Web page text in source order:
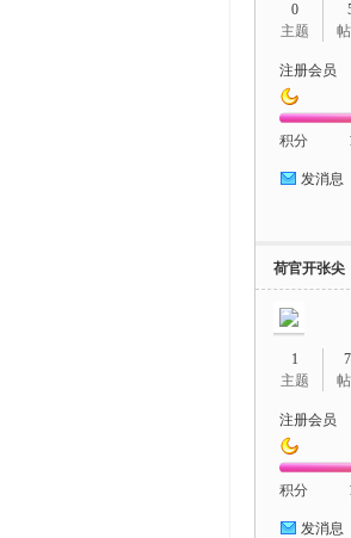
0
主题
注册会员
积分
发消息
荷官开张尖
1
主题
注册会员
积分
发消息